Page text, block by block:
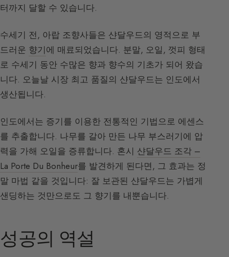
터까지 달할 수 있습니다.
수세기 전, 아랍 조향사들은 샨달우드의 영적으로 부
드러운 향기에 매료되었습니다. 분말, 오일, 껏피 형태
로 수세기 동안 수많은 향과 향수의 기초가 되어 왔습
니다. 오늘날 시장 최고 품질의 샨달우드는 인도에서
생산됩니다.
인도에서는 증기를 이용한 전통적인 기법으로 에센스
를 추출합니다. 나무를 갈아 만든 나무 부스러기에 압
력을 가해 오일을 증류합니다. 혼시 샨달우드 조각 –
La Porte Du Bonheur를 발견하게 된다면, 그 효과는 정
말 마법 같을 것입니다: 잘 보관된 샨달우드는 가볍게
샌딩하는 것만으로도 그 향기를 내뿐습니다.
성공의 역설